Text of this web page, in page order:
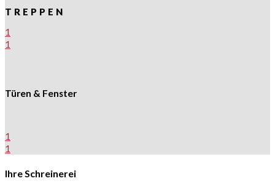
TREPPEN
1
1
Türen & Fenster
1
1
Ihre Schreinerei